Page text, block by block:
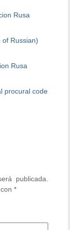
Rusa
of Russian)
Rusa
procural code
publicada.
con*